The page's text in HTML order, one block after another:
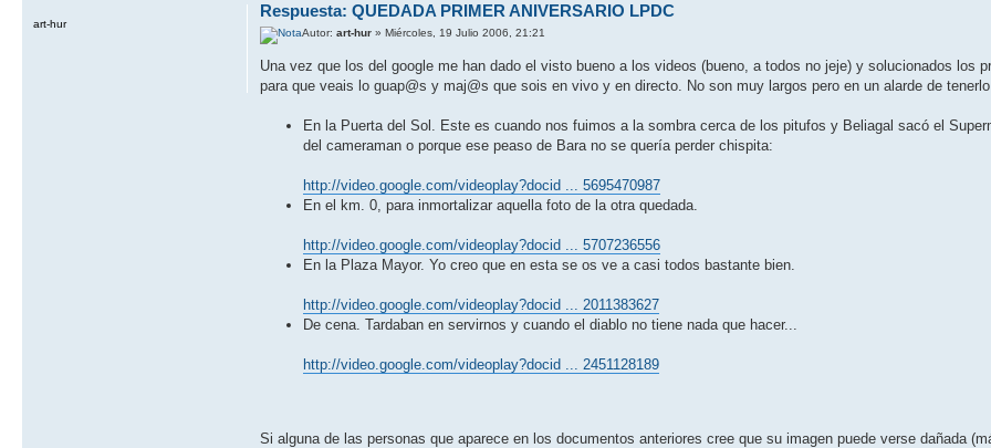
Respuesta: QUEDADA PRIMER ANIVERSARIO LPDC
Autor:art-hur » Miércoles, 19 Julio 2006, 21:21
Una vez que los del google me han dado el visto bueno a los videos (bueno, a todos no jeje) y solucionados los
para que veais lo guap@s y maj@s que sois en vivo y en directo. No son muy largos pero en un alarde de
En la Puerta del Sol. Este es cuando nos fuimos a la sombra cerca de los pitufos y Beliagal sacó el
del cameraman o porque ese peaso de Bara no se querí­a perder chispita:
http://video.google.com/videoplay?docid ... 5695470987
En el km. 0, para inmortalizar aquella foto de la otra quedada.
http://video.google.com/videoplay?docid ... 5707236556
En la Plaza Mayor. Yo creo que en esta se os ve a casi todos bastante bien.
http://video.google.com/videoplay?docid ... 2011383627
De cena. Tardaban en servirnos y cuando el diablo no tiene nada que hacer...
http://video.google.com/videoplay?docid ... 2451128189
Si alguna de las personas que aparece en los documentos anteriores cree que su imagen puede verse dañada
art-hur